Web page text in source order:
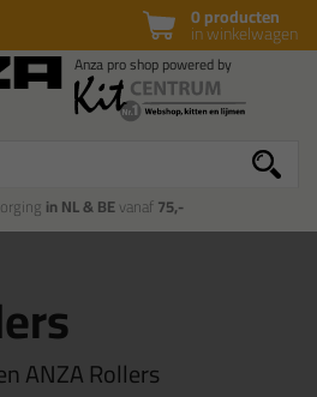
0 producten
in winkelwagen
in NL & BEvanaf75,-
ANZA Rollers